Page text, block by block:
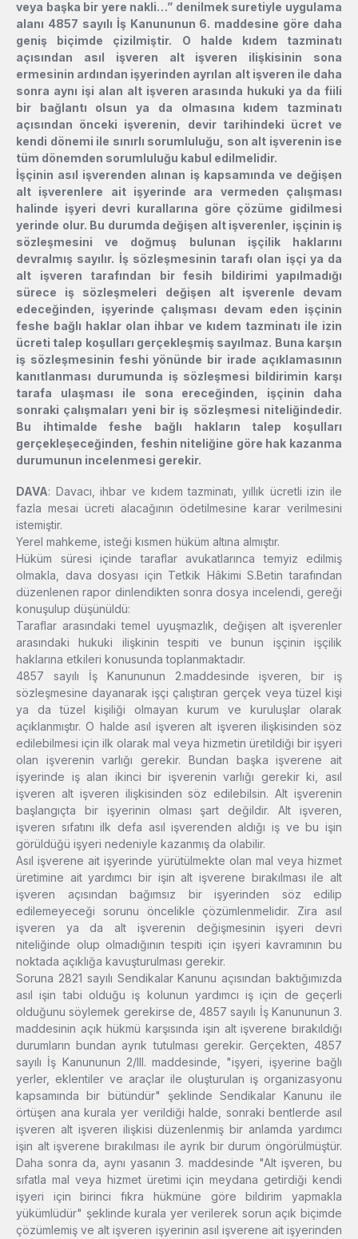
veya başka bir yere nakli…” denilmek suretiyle uygulama
alanı 4857 sayılı İş Kanununun 6. maddesine göre daha
geniş biçimde çizilmiştir. O halde kıdem tazminatı
açısından asıl işveren alt işveren ilişkisinin sona
ermesinin ardından işyerinden ayrılan alt işveren ile daha
sonra aynı işi alan alt işveren arasında hukuki ya da fiili
bir bağlantı olsun ya da olmasına kıdem tazminatı
açısından önceki işverenin, devir tarihindeki ücret ve
kendi dönemi ile sınırlı sorumluluğu, son alt işverenin ise
tüm dönemden sorumluluğu kabul edilmelidir.
İşçinin asıl işverenden alınan iş kapsamında ve değişen
alt işverenlere ait işyerinde ara vermeden çalışması
halinde işyeri devri kurallarına göre çözüme gidilmesi
yerinde olur. Bu durumda değişen alt işverenler, işçinin iş
sözleşmesini ve doğmuş bulunan işçilik haklarını
devralmış sayılır. İş sözleşmesinin tarafı olan işçi ya da
alt işveren tarafından bir fesih bildirimi yapılmadığı
sürece iş sözleşmeleri değişen alt işverenle devam
edeceğinden, işyerinde çalışması devam eden işçinin
feshe bağlı haklar olan ihbar ve kıdem tazminatı ile izin
ücreti talep koşulları gerçekleşmiş sayılmaz. Buna karşın
iş sözleşmesinin feshi yönünde bir irade açıklamasının
kanıtlanması durumunda iş sözleşmesi bildirimin karşı
tarafa ulaşması ile sona ereceğinden, işçinin daha
sonraki çalışmaları yeni bir iş sözleşmesi niteliğindedir.
Bu ihtimalde feshe bağlı hakların talep koşulları
gerçekleşeceğinden, feshin niteliğine göre hak kazanma
durumunun incelenmesi gerekir.
DAVA: Davacı, ihbar ve kıdem tazminatı, yıllık ücretli izin ile
fazla mesai ücreti alacağının ödetilmesine karar verilmesini
istemiştir.
Yerel mahkeme, isteği kısmen hüküm altına almıştır.
Hüküm süresi içinde taraflar avukatlarınca temyiz edilmiş
olmakla, dava dosyası için Tetkik Hâkimi S.Betin tarafından
düzenlenen rapor dinlendikten sonra dosya incelendi, gereği
konuşulup düşünüldü:
Taraflar arasındaki temel uyuşmazlık, değişen alt işverenler
arasındaki hukuki ilişkinin tespiti ve bunun işçinin işçilik
haklarına etkileri konusunda toplanmaktadır.
4857 sayılı İş Kanununun 2.maddesinde işveren, bir iş
sözleşmesine dayanarak işçi çalıştıran gerçek veya tüzel kişi
ya da tüzel kişiliği olmayan kurum ve kuruluşlar olarak
açıklanmıştır. O halde asıl işveren alt işveren ilişkisinden söz
edilebilmesi için ilk olarak mal veya hizmetin üretildiği bir işyeri
olan işverenin varlığı gerekir. Bundan başka işverene ait
işyerinde iş alan ikinci bir işverenin varlığı gerekir ki, asıl
işveren alt işveren ilişkisinden söz edilebilsin. Alt işverenin
başlangıçta bir işyerinin olması şart değildir. Alt işveren,
işveren sıfatını ilk defa asıl işverenden aldığı iş ve bu işin
görüldüğü işyeri nedeniyle kazanmış da olabilir.
Asıl işverene ait işyerinde yürütülmekte olan mal veya hizmet
üretimine ait yardımcı bir işin alt işverene bırakılması ile alt
işveren açısından bağımsız bir işyerinden söz edilip
edilemeyeceği sorunu öncelikle çözümlenmelidir. Zira asıl
işveren ya da alt işverenin değişmesinin işyeri devri
niteliğinde olup olmadığının tespiti için işyeri kavramının bu
noktada açıklığa kavuşturulması gerekir.
Soruna 2821 sayılı Sendikalar Kanunu açısından baktığımızda
asıl işin tabi olduğu iş kolunun yardımcı iş için de geçerli
olduğunu söylemek gerekirse de, 4857 sayılı İş Kanununun 3.
maddesinin açık hükmü karşısında işin alt işverene bırakıldığı
durumların bundan ayrık tutulması gerekir. Gerçekten, 4857
sayılı İş Kanununun 2/III. maddesinde, "işyeri, işyerine bağlı
yerler, eklentiler ve araçlar ile oluşturulan iş organizasyonu
kapsamında bir bütündür" şeklinde Sendikalar Kanunu ile
örtüşen ana kurala yer verildiği halde, sonraki bentlerde asıl
işveren alt işveren ilişkisi düzenlenmiş bir anlamda yardımcı
işin alt işverene bırakılması ile ayrık bir durum öngörülmüştür.
Daha sonra da, aynı yasanın 3. maddesinde "Alt işveren, bu
sıfatla mal veya hizmet üretimi için meydana getirdiği kendi
işyeri için birinci fıkra hükmüne göre bildirim yapmakla
yükümlüdür" şeklinde kurala yer verilerek sorun açık biçimde
çözümlemiş ve alt işveren işyerinin asıl işverene ait işyerinden